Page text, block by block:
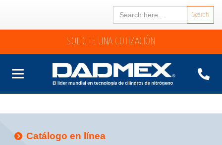
Search
for:
SOLICITE UNA COTIZACIÓN
Catálogo en línea